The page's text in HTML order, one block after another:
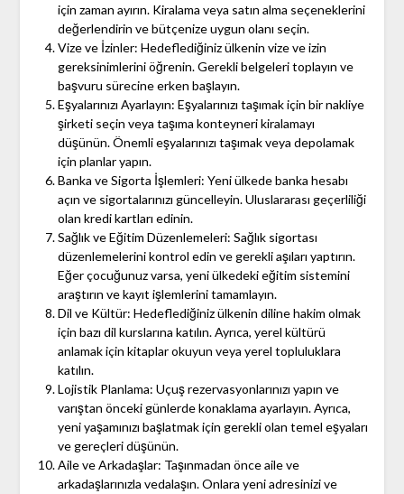
için zaman ayırın. Kiralama veya satın alma seçeneklerini
değerlendirin ve bütçenize uygun olanı seçin.
Vize ve İzinler: Hedeflediğiniz ülkenin vize ve izin
gereksinimlerini öğrenin. Gerekli belgeleri toplayın ve
başvuru sürecine erken başlayın.
Eşyalarınızı Ayarlayın: Eşyalarınızı taşımak için bir nakliye
şirketi seçin veya taşıma konteyneri kiralamayı
düşünün. Önemli eşyalarınızı taşımak veya depolamak
için planlar yapın.
Banka ve Sigorta İşlemleri: Yeni ülkede banka hesabı
açın ve sigortalarınızı güncelleyin. Uluslararası geçerliliği
olan kredi kartları edinin.
Sağlık ve Eğitim Düzenlemeleri: Sağlık sigortası
düzenlemelerini kontrol edin ve gerekli aşıları yaptırın.
Eğer çocuğunuz varsa, yeni ülkedeki eğitim sistemini
araştırın ve kayıt işlemlerini tamamlayın.
Dil ve Kültür: Hedeflediğiniz ülkenin diline hakim olmak
için bazı dil kurslarına katılın. Ayrıca, yerel kültürü
anlamak için kitaplar okuyun veya yerel topluluklara
katılın.
Lojistik Planlama: Uçuş rezervasyonlarınızı yapın ve
varıştan önceki günlerde konaklama ayarlayın. Ayrıca,
yeni yaşamınızı başlatmak için gerekli olan temel eşyaları
ve gereçleri düşünün.
Aile ve Arkadaşlar: Taşınmadan önce aile ve
arkadaşlarınızla vedalaşın. Onlara yeni adresinizi ve